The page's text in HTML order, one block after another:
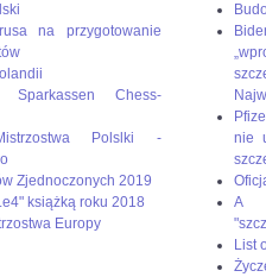
na przygotowanie
Sparkassen Chess-
Polslki -
Zjednoczonych 2019
książką roku 2018
Europy
nie
A
List